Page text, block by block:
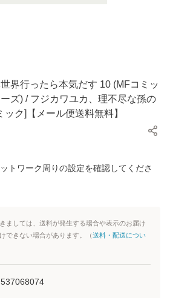
界行ったら本気だす 10 (MFコミッ
ズ) / フジカワユカ、理不尽な孫の
ク]【メール便送料無料】
トワーク周りの設定を確認してくださ
ましては、送料が発生する場合や表示のお届け
できない場合があります。（送料・配送につい
537068074